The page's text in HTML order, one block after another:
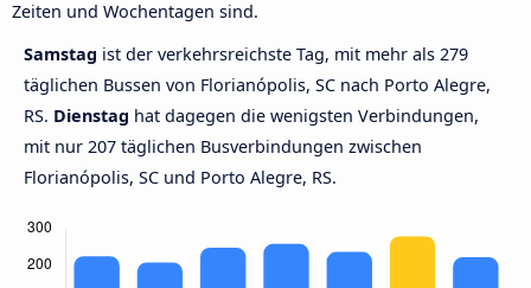
Zeiten und Wochentagen sind.
Samstag ist der verkehrsreichste Tag, mit mehr als 279
täglichen Bussen von Florianópolis, SC nach Porto Alegre,
RS. Dienstag hat dagegen die wenigsten Verbindungen,
mit nur 207 täglichen Busverbindungen zwischen
Florianópolis, SC und Porto Alegre, RS.